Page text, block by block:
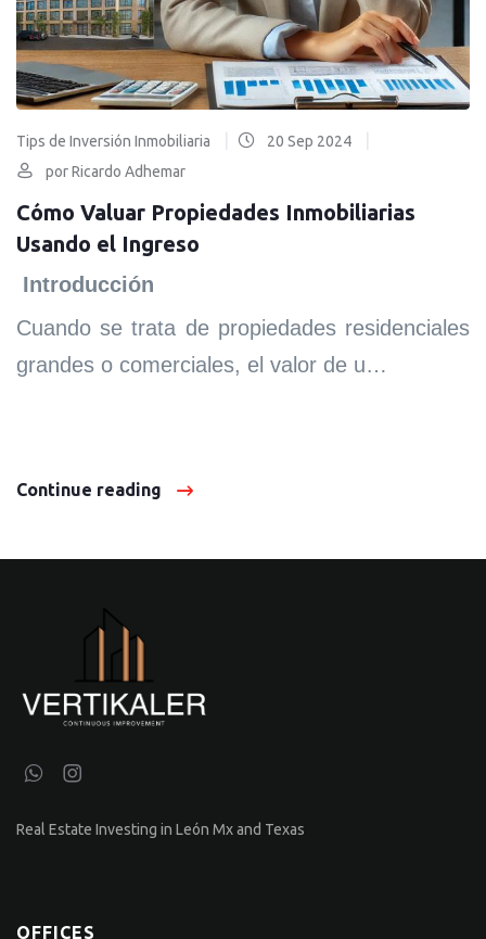
Tips de Inversión Inmobiliaria 20 Sep 2024
por Ricardo Adhemar
Cómo Valuar Propiedades Inmobiliarias
Usando el Ingreso
Introducción
Cuando se trata de propiedades residenciales
grandes o comerciales, el valor de u…
Continue reading
Real Estate Investing in León Mx and Texas
OFFICES